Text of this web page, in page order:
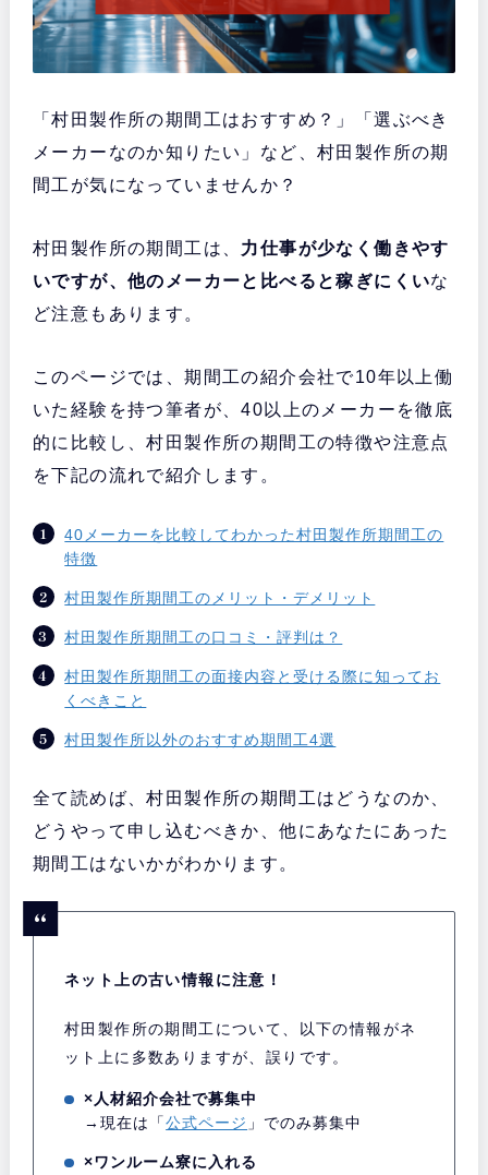
「村田製作所の期間工はおすすめ？」「選ぶべき
メーカーなのか知りたい」など、村田製作所の期
間工が気になっていませんか？
村田製作所の期間工は、 力仕事が少なく働きやす
いですが、他のメーカーと比べると稼ぎにくいな
ど注意もあります。
このページでは、期間工の紹介会社で10年以上働
いた経験を持つ筆者が、40以上のメーカーを徹底
的に比較し、村田製作所の期間工の特徴や注意点
を下記の流れで紹介します。
40メーカーを比較してわかった村田製作所期間工の
特徴
村田製作所期間工のメリット・デメリット
村田製作所期間工の口コミ・評判は？
村田製作所期間工の面接内容と受ける際に知ってお
くべきこと
村田製作所以外のおすすめ期間工4選
全て読めば、村田製作所の期間工はどうなのか、
どうやって申し込むべきか、他にあなたにあった
期間工はないかがわかります。
ネット上の古い情報に注意！
村田製作所の期間工について、以下の情報がネ
ット上に多数ありますが、誤りです。
×人材紹介会社で募集中
→現在は「公式ページ 」でのみ募集中
×ワンルーム寮に入れる